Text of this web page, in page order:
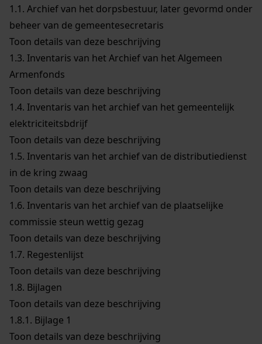
1.1. Archief van het dorpsbestuur, later gevormd onder
beheer van de gemeentesecretaris
Toon details van deze beschrijving
1.3. Inventaris van het Archief van het Algemeen
Armenfonds
Toon details van deze beschrijving
1.4. Inventaris van het archief van het gemeentelijk
elektriciteitsbdrijf
Toon details van deze beschrijving
1.5. Inventaris van het archief van de distributiedienst
in de kring zwaag
Toon details van deze beschrijving
1.6. Inventaris van het archief van de plaatselijke
commissie steun wettig gezag
Toon details van deze beschrijving
1.7. Regestenlijst
Toon details van deze beschrijving
1.8. Bijlagen
Toon details van deze beschrijving
1.8.1. Bijlage 1
Toon details van deze beschrijving